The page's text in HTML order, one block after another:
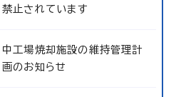
禁止されています
中工場焼却施設の維持管理計
画のお知らせ